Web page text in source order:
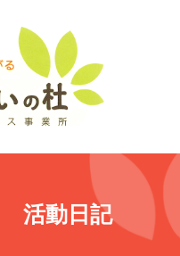
活動日記